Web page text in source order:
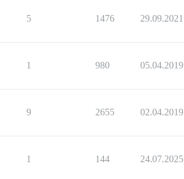
5 1476 29.09.2021
1 980 05.04.2019
9 2655 02.04.2019
1 144 24.07.2025